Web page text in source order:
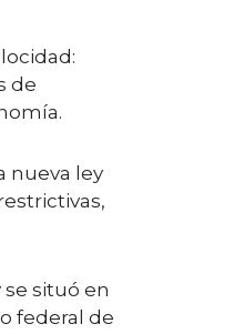
de
nueva ley
situó en
federal de